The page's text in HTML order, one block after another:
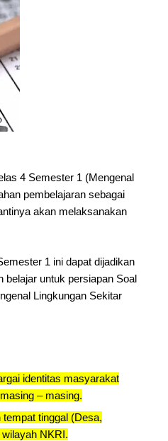
4 Semester 1 (Mengenal
pembelajaran sebagai
akan melaksanakan
1 ini dapat dijadikan
belajar untuk persiapan Soal
Lingkungan Sekitar
identitas masyarakat
– masing.
tinggal (Desa,
NKRI.